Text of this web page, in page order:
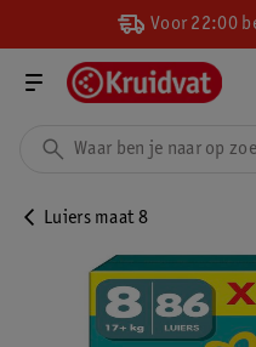
Voor 22:00
Luiers maat 8